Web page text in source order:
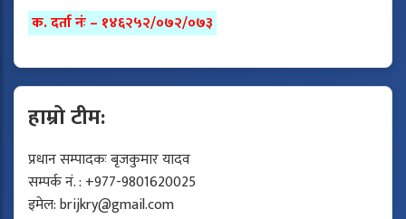
क. दर्ता नंः – १४६२५२/०७२/०७३
हाम्रो टीम:
प्रधान सम्पादकः बृजकुमार यादव
सम्पर्क नं. : +977-9801620025
इमेल:brijkry@gmail.com